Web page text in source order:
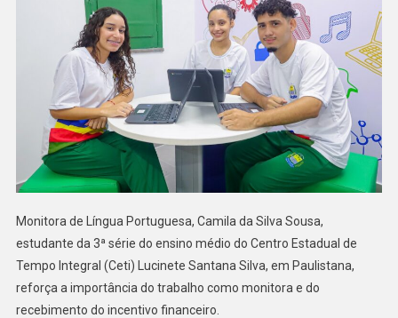
Monitora de Língua Portuguesa, Camila da Silva Sousa,
estudante da 3ª série do ensino médio do Centro Estadual de
Tempo Integral (Ceti) Lucinete Santana Silva, em Paulistana,
reforça a importância do trabalho como monitora e do
recebimento do incentivo financeiro.